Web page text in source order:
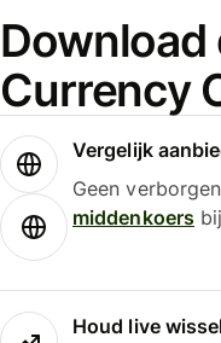
Download
Currency
Vergelijk
Geen
middenkoersbij
Houd live